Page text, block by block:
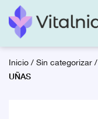
Inicio/Sin categorizar/
UÑAS